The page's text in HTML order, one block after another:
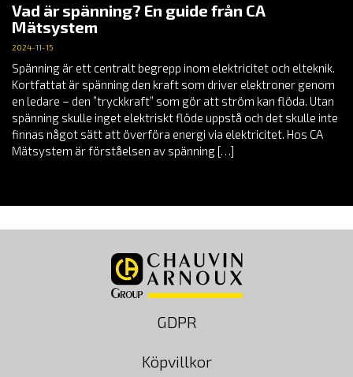
Vad är spänning? En guide från CA
Mätsystem
2024-11-15
Spänning är ett centralt begrepp inom elektricitet och elteknik.
Kortfattat är spänning den kraft som driver elektroner genom
en ledare – den ”tryckkraft” som gör att ström kan flöda. Utan
spänning skulle inget elektriskt flöde uppstå och det skulle inte
finnas något sätt att överföra energi via elektricitet. Hos CA
Mätsystem är förståelsen av spänning […]
GDPR
Köpvillkor